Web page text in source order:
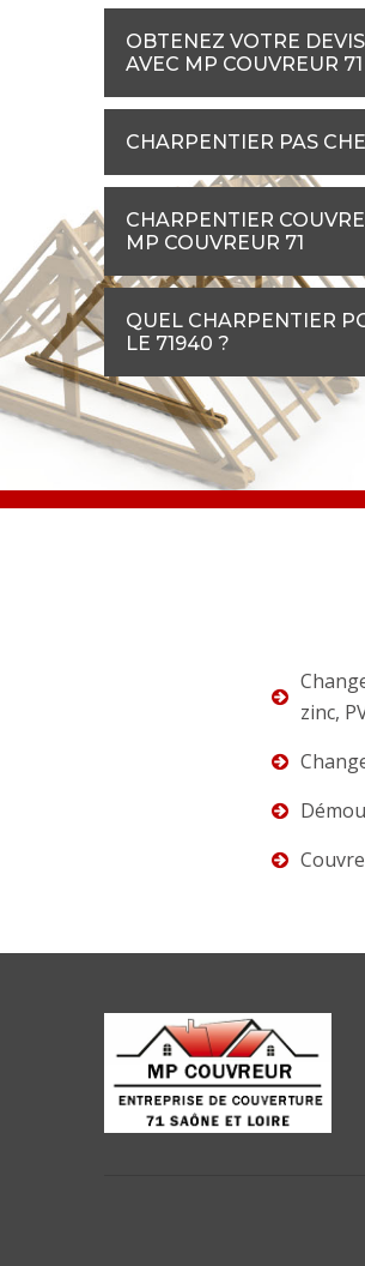
OBTENEZ VOTRE
AVEC MP COUVREUR 71
CHARPENTIER PAS
CHARPENTIER
MP COUVREUR 71
QUEL CHARPENTIER
LE 71940 ?
zinc,